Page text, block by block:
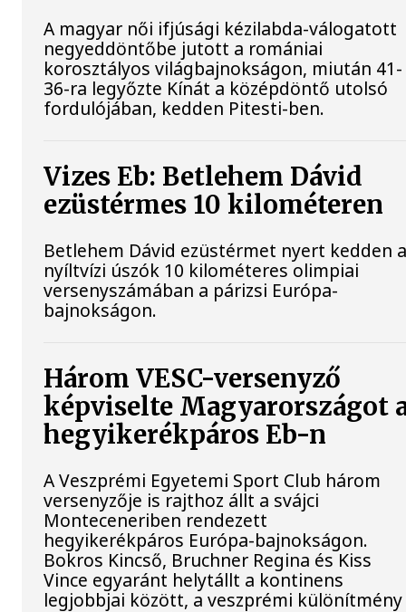
A magyar női ifjúsági kézilabda-válogatott
negyeddöntőbe jutott a romániai
korosztályos világbajnokságon, miután 41-
36-ra legyőzte Kínát a középdöntő utolsó
fordulójában, kedden Pitesti-ben.
Vizes Eb: Betlehem Dávid
ezüstérmes 10 kilométeren
Betlehem Dávid ezüstérmet nyert kedden
nyíltvízi úszók 10 kilométeres olimpiai
versenyszámában a párizsi Európa-
bajnokságon.
Három VESC-versenyző
képviselte Magyarországot
hegyikerékpáros Eb-n
A Veszprémi Egyetemi Sport Club három
versenyzője is rajthoz állt a svájci
Monteceneriben rendezett
hegyikerékpáros Európa-bajnokságon.
Bokros Kincső, Bruchner Regina és Kiss
Vince egyaránt helytállt a kontinens
legjobbjai között, a veszprémi különítmény